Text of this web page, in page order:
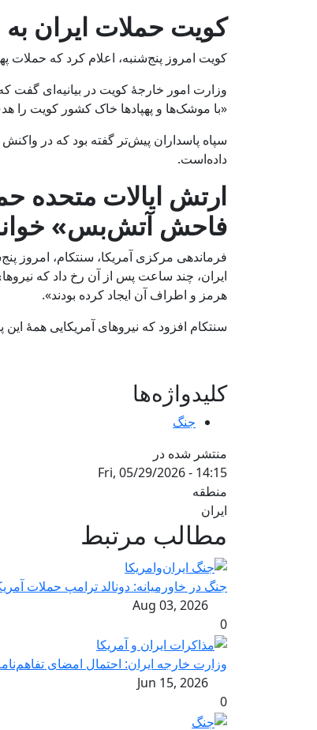
کویت حملات ایران
کویت امروز پنج‌شنبه، اعلام کرد که
وزارت امور خارجۀ کویت در بیانیه‌ای گفت
«با موشک‌ها و پهپادها خاک کشور کویت را
سپاه پاسداران پیش‌تر گفته بود که در
داده‌است.
ارتش ایالات متحده
فاحش آتش‌بس»
فرماندهی مرکزی آمریکا، سنتکام،
ایران، چند ساعت پس از آن رخ داد که نیروهای
هرمز و اطراف آن ایجاد کرده بودند».
سنتکام افزود که نیروهای آمریکایی همۀ این
کلیدواژه‌ها
جنگ
منتشر شده در
Fri, 05/29/2026 - 14:15
منطقه
ایران
مطالب مرتبط
جنگ در خاورمیانه: دونالد ترامپ حملات
Aug 03, 2026
0
وزارت خارجه ایران: احتمال امضای
Jun 15, 2026
0